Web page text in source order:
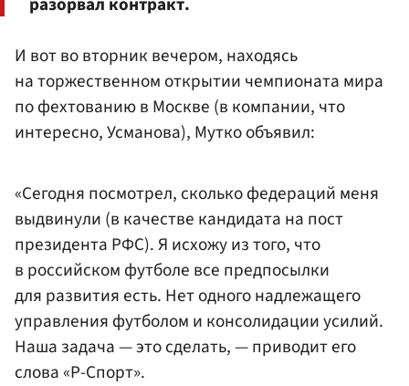
И вот во вторник вечером, находясь
на торжественном открытии чемпионата мира
по фехтованию в Москве (в компании, что
интересно, Усманова), Мутко объявил:
«Сегодня посмотрел, сколько федераций меня
выдвинули (в качестве кандидата на пост
президента РФС). Я исхожу из того, что
в российском футболе все предпосылки
для развития есть. Нет одного надлежащего
управления футболом и консолидации усилий.
Наша задача — это сделать, — приводит его
слова «Р-Спорт».